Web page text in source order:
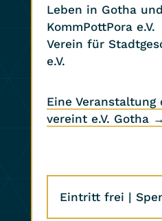
Leben in Gotha
KommPottPora e.V.
Verein für
e.V.
Eine Veranstaltung
vereint e.V. Gotha →
Eintritt frei |